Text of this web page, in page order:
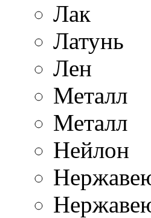
Лак
Латунь
Лен
Металл
Металл
Нейлон